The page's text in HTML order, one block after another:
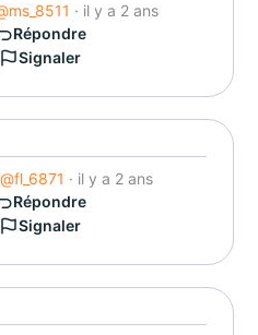
· il y a 2 ans
Répondre
Signaler
@fl_6871 · il y a 2 ans
Répondre
Signaler